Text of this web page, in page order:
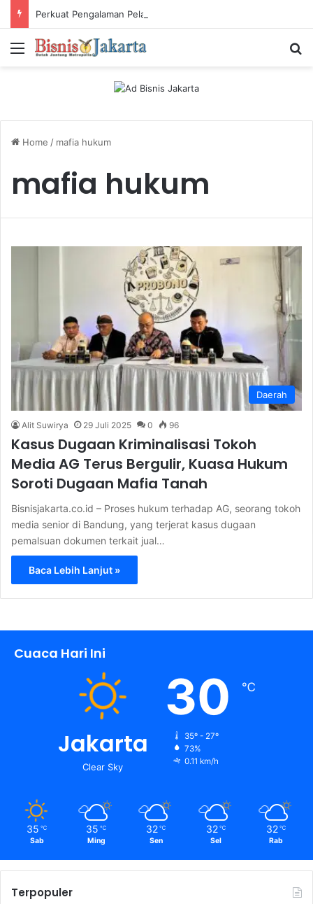
Menu
Home / mafia hukum
mafia hukum
Daerah
Alit Suwirya 29 Juli 2025 0 96
Kasus Dugaan Kriminalisasi Tokoh
Media AG Terus Bergulir, Kuasa Hukum
Soroti Dugaan Mafia Tanah
Bisnisjakarta.co.id – Proses hukum terhadap AG, seorang tokoh
media senior di Bandung, yang terjerat kasus dugaan
pemalsuan dokumen terkait jual…
Baca Lebih Lanjut »
Cuaca Hari Ini
Jakarta
Clear Sky
30 ℃
35º - 27º
73%
0.11 km/h
35 ℃
Sab
35 ℃
Ming
32 ℃
Sen
32 ℃
Sel
32 ℃
Rab
Terpopuler